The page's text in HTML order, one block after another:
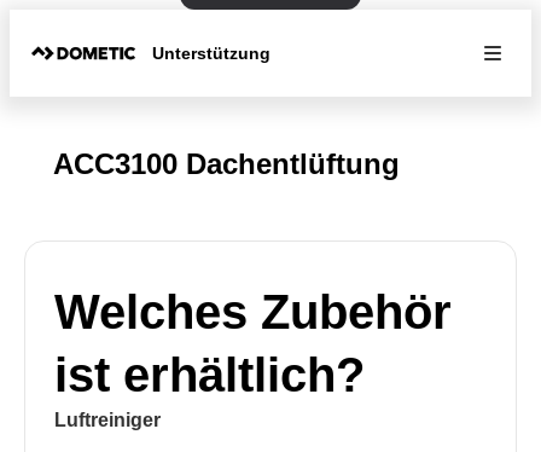
Unterstützung
ACC3100 Dachentlüftung
Welches Zubehör
ist erhältlich?
Luftreiniger